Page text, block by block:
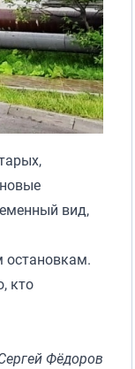
вид,
остановкам.
кто
Фёдоров